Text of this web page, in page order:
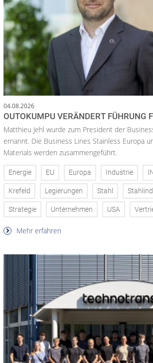
04.08.2026
OUTOKUMPU VERÄNDERT FÜHRUNG
Matthieu Jehl wurde zum President der
ernannt. Die Business Lines Stainless Europa
Materials werden zusammengeführt.
Energie EU Europa Industrie
Krefeld Legierungen Stahl
Strategie Unternehmen USA
Mehr erfahren